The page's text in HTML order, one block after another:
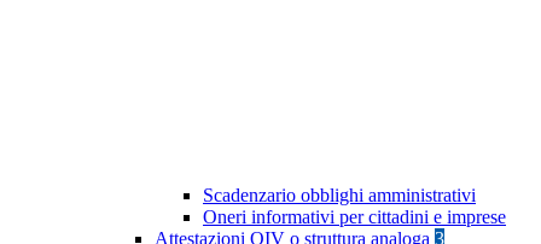
Scadenzario obblighi amministrativi
Oneri informativi per cittadini e imprese
Attestazioni OIV o struttura analoga 3